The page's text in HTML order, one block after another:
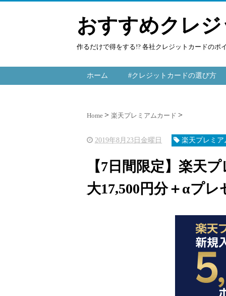
おすすめクレ
作るだけで得をする!? 各社クレジットカードの
ホーム #クレジットカードの選び方
Home 楽天プレミアムカード
2019年8月23日金曜日 楽天プレミア
【7日間限定】楽天
大17,500円分＋αプレ